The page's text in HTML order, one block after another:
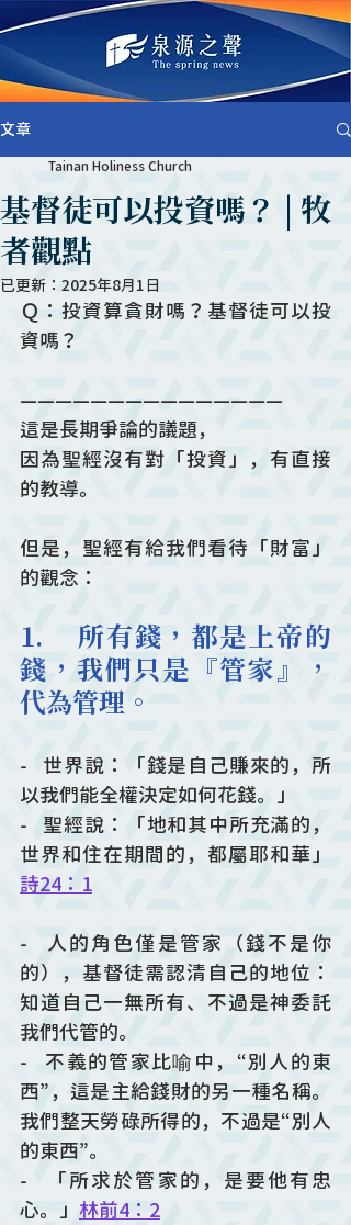
文章
基督徒可以投資嗎？ | 牧
者觀點
Tainan Holiness Church
已更新： 2025年8月1日
Ｑ：投資算貪財嗎？基督徒可以投
資嗎？
———————————————
這是長期爭論的議題，
因為聖經沒有對「投資」，有直接
的教導。
但是，聖經有給我們看待「財富」
的觀念：
1.    所有錢，都是上帝的
錢，我們只是『管家』，
代為管理。
-   世界說：「錢是自己賺來的，所
以我們能全權決定如何花錢。」
-   聖經說：「地和其中所充滿的，
世界和住在期間的，都屬耶和華」
詩24：1
-   人的角色僅是管家（錢不是你
的），基督徒需認清自己的地位：
知道自己一無所有、不過是神委託
我們代管的。
-   不義的管家比喻中，“別人的東
西”，這是主給錢財的另一種名稱。
我們整天勞碌所得的，不過是“別人
的東西”。
-   「所求於管家的，是要他有忠
心。」 林前4：2